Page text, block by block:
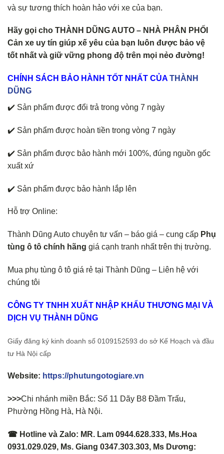
và sự tương thích hoàn hảo với xe của bạn.
Hãy gọi cho THÀNH DŨNG AUTO – NHÀ PHÂN PHỐI
Cản xe uy tín giúp xế yêu của bạn luôn được bảo vệ
tốt nhất và giữ vững phong độ trên mọi nẻo đường!
CHÍNH SÁCH BẢO HÀNH TỐT NHẤT CỦA THÀNH
DŨNG
✔️ Sản phẩm được đổi trả trong vòng 7 ngày
✔️ Sản phẩm được hoàn tiền trong vòng 7 ngày
✔️ Sản phẩm được bảo hành mới 100%, đúng nguồn gốc
xuất xứ
✔️ Sản phẩm được bảo hành lắp lên
Hỗ trợ Online:
Thành Dũng Auto chuyên tư vấn – báo giá – cung cấp Phụ
tùng ô tô chính hãng giá cạnh tranh nhất trên thị trường.
Mua phụ tùng ô tô giá rẻ tại Thành Dũng – Liên hệ với
chúng tôi
CÔNG TY TNHH XUẤT NHẬP KHẨU THƯƠNG MẠI VÀ
DỊCH VỤ THÀNH DŨNG
Giấy đăng ký kinh doanh số 0109152593 do sở Kế Hoạch và đầu
tư Hà Nội cấp
Website: https://phutungotogiare.vn
>>>Chi nhánh miền Bắc: Số 11 Dãy B8 Đầm Trấu,
Phường Hồng Hà, Hà Nội.
☎ Hotline và Zalo: MR. Lam 0944.628.333, Ms.Hoa
0931.029.029, Ms. Giang 0347.303.303, Ms Dương: